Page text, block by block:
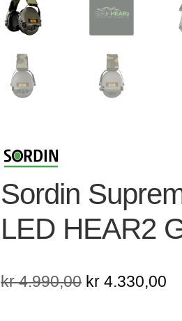
Sordin
LED HEAR2
kr4.990,00 Opprinnelig
kr 4.330,00